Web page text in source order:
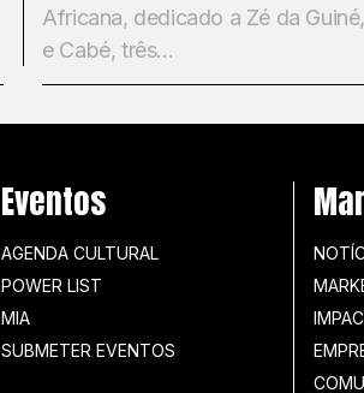
Africana, dedicado a Zé da
e Cabé, três...
Eventos
AGENDA CULTURAL
POWER LIST
MIA
SUBMETER EVENTOS